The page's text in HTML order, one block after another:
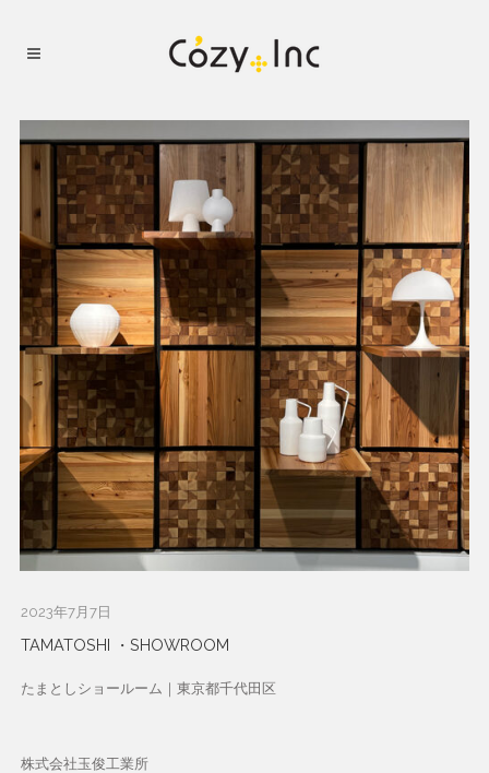
2023年7月7日
TAMATOSHI ・SHOWROOM
たまとしショールーム｜東京都千代田区
株式会社玉俊工業所